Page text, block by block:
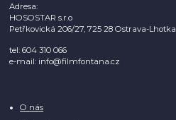
Adresa:
HOSOSTAR s.r.o
Petřkovická 206/27, 725 28 Ostrava-Lhotka
tel: 604 310 066
e-mail: info@filmfontana.cz
O nás